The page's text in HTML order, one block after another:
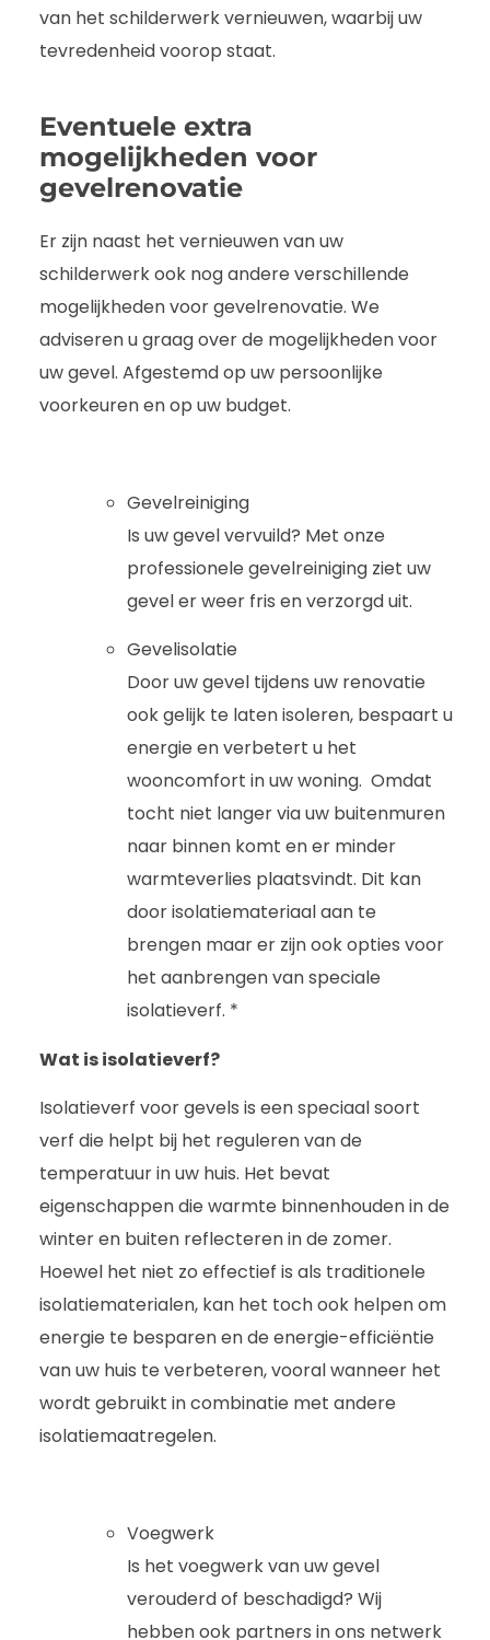
van het schilderwerk vernieuwen, waarbij uw
tevredenheid voorop staat.
Eventuele extra
mogelijkheden voor
gevelrenovatie
Er zijn naast het vernieuwen van uw
schilderwerk ook nog andere verschillende
mogelijkheden voor gevelrenovatie. We
adviseren u graag over de mogelijkheden voor
uw gevel. Afgestemd op uw persoonlijke
voorkeuren en op uw budget.
Gevelreiniging
Is uw gevel vervuild? Met onze
professionele gevelreiniging ziet uw
gevel er weer fris en verzorgd uit.
Gevelisolatie
Door uw gevel tijdens uw renovatie
ook gelijk te laten isoleren, bespaart u
energie en verbetert u het
wooncomfort in uw woning. Omdat
tocht niet langer via uw buitenmuren
naar binnen komt en er minder
warmteverlies plaatsvindt. Dit kan
door isolatiemateriaal aan te
brengen maar er zijn ook opties voor
het aanbrengen van speciale
isolatieverf. *
Wat is isolatieverf?
Isolatieverf voor gevels is een speciaal soort
verf die helpt bij het reguleren van de
temperatuur in uw huis. Het bevat
eigenschappen die warmte binnenhouden in de
winter en buiten reflecteren in de zomer.
Hoewel het niet zo effectief is als traditionele
isolatiematerialen, kan het toch ook helpen om
energie te besparen en de energie-efficiëntie
van uw huis te verbeteren, vooral wanneer het
wordt gebruikt in combinatie met andere
isolatiemaatregelen.
Voegwerk
Is het voegwerk van uw gevel
verouderd of beschadigd? Wij
hebben ook partners in ons netwerk